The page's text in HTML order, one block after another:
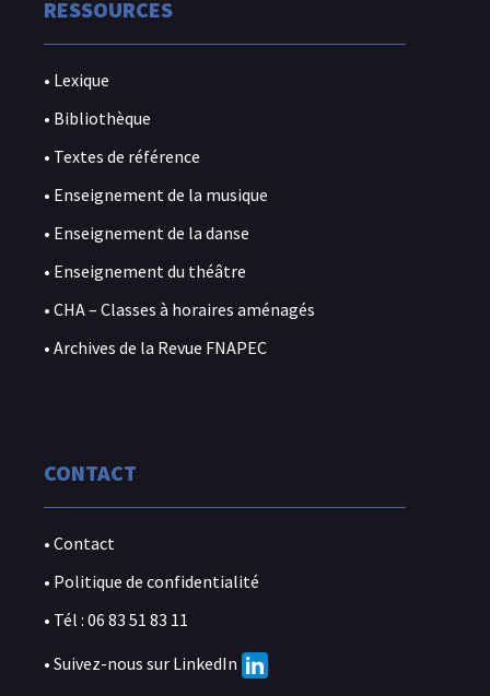
RESSOURCES
• Lexique
• Bibliothèque
• Textes de référence
• Enseignement de la musique
• Enseignement de la danse
• Enseignement du théâtre
• CHA – Classes à horaires aménagés
• Archives de la Revue FNAPEC
CONTACT
• Contact
• Politique de confidentialité
• Tél : 06 83 51 83 11
• Suivez-nous sur LinkedIn